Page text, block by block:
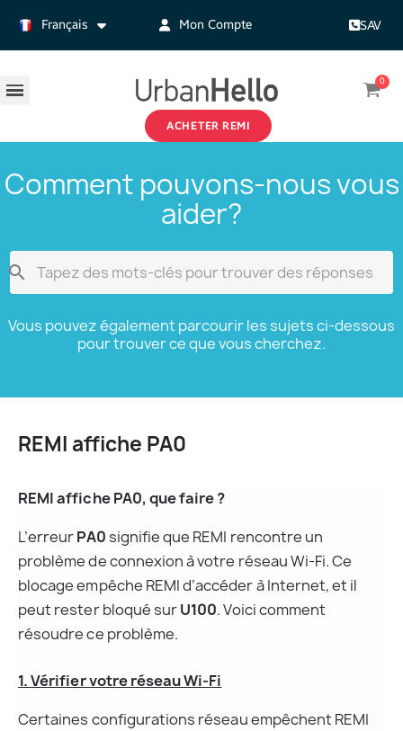
Français Mon Compte SAV
ACHETER REMI
Comment pouvons-nous vous
aider?

Vous pouvez également parcourir les sujets ci-dessous
pour trouver ce que vous cherchez.
REMI affiche PA0
REMI affiche PA0, que faire ?
L’erreur PA0 signifie que REMI rencontre un
problème de connexion à votre réseau Wi-Fi. Ce
blocage empêche REMI d’accéder à Internet, et il
peut rester bloqué sur U100. Voici comment
résoudre ce problème.
1. Vérifier votre réseau Wi-Fi
Certaines configurations réseau empêchent REMI